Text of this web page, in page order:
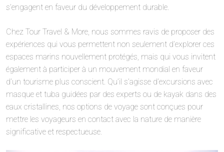
s’engagent en faveur du développement durable.
Chez Tour Travel & More, nous sommes ravis de proposer des
expériences qui vous permettent non seulement d’explorer ces
espaces marins nouvellement protégés, mais qui vous invitent
également à participer à un mouvement mondial en faveur
d’un tourisme plus conscient. Qu’il s’agisse d’excursions avec
masque et tuba guidées par des experts ou de kayak dans des
eaux cristallines, nos options de voyage sont conçues pour
mettre les voyageurs en contact avec la nature de manière
significative et respectueuse.